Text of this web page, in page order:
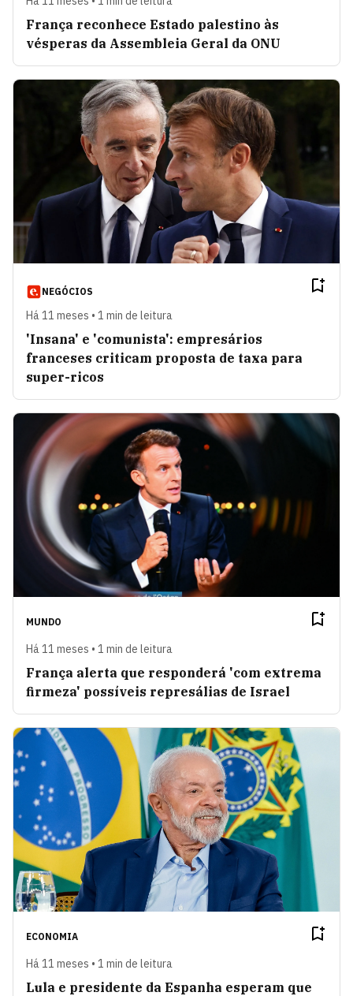
França reconhece Estado palestino às
vésperas da Assembleia Geral da ONU
NEGÓCIOS
Há 11 meses • 1 min de leitura
'Insana' e 'comunista': empresários
franceses criticam proposta de taxa para
super-ricos
MUNDO
Há 11 meses • 1 min de leitura
França alerta que responderá 'com extrema
firmeza' possíveis represálias de Israel
ECONOMIA
Há 11 meses • 1 min de leitura
Lula e presidente da Espanha esperam que